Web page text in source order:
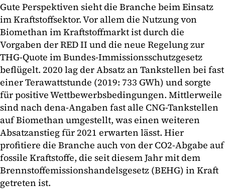
Gute Perspektiven sieht die Branche beim Einsatz
im Kraftstoffsektor. Vor allem die Nutzung von
Biomethan im Kraftstoffmarkt ist durch die
Vorgaben der RED II und die neue Regelung zur
THG-Quote im Bundes-Immissionsschutzgesetz
beflügelt. 2020 lag der Absatz an Tankstellen bei fast
einer Terawattstunde (2019: 733 GWh) und sorgte
für positive Wettbewerbsbedingungen. Mittlerweile
sind nach dena-Angaben fast alle CNG-Tankstellen
auf Biomethan umgestellt, was einen weiteren
Absatzanstieg für 2021 erwarten lässt. Hier
profitiere die Branche auch von der CO2-Abgabe auf
fossile Kraftstoffe, die seit diesem Jahr mit dem
Brennstoffemissionshandelsgesetz (BEHG) in Kraft
getreten ist.